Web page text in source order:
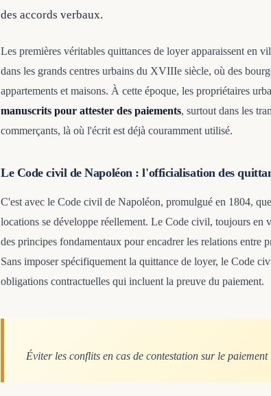
des accords verbaux.
Les premières véritables quittances de loyer apparaissent en
dans les grands centres urbains du XVIIIe siècle, où des
appartements et maisons. À cette époque, les propriétaires
manuscrits pour attester des paiements, surtout dans les
commerçants, là où l'écrit est déjà couramment utilisé.
Le Code civil de Napoléon : l'officialisation des
C'est avec le Code civil de Napoléon, promulgué en 1804,
locations se développe réellement. Le Code civil, toujours en
des principes fondamentaux pour encadrer les relations entre
Sans imposer spécifiquement la quittance de loyer, le Code
obligations contractuelles qui incluent la preuve du paiement.
Éviter les conflits en cas de contestation sur le paiement